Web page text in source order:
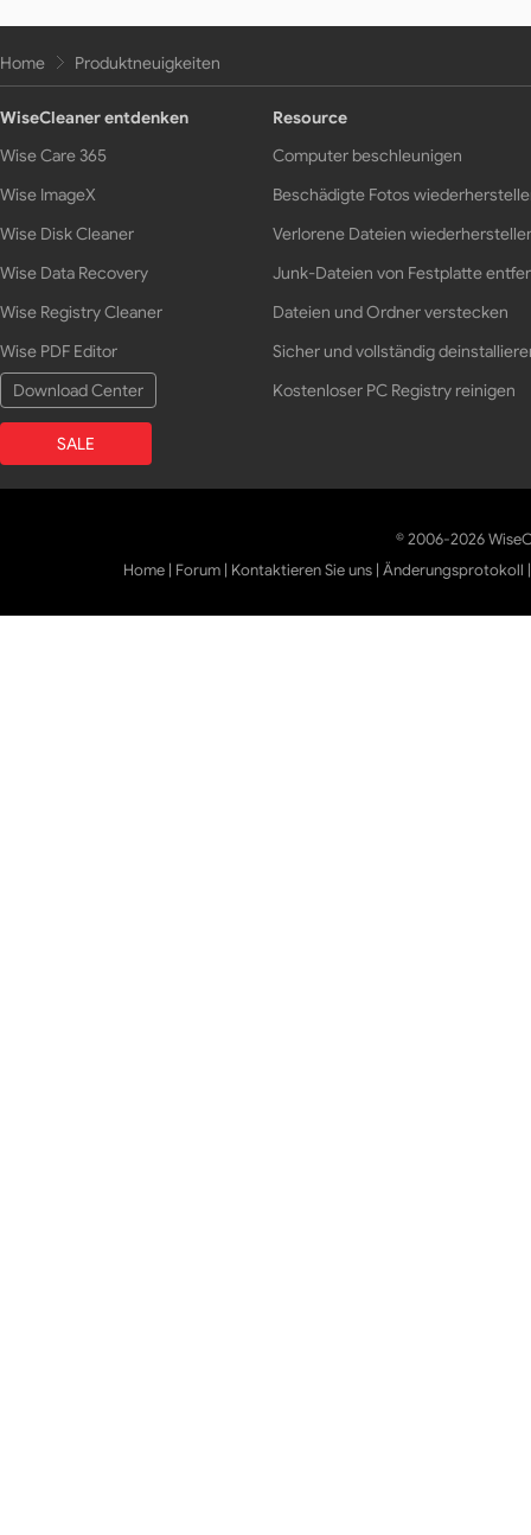
Home Produktneuigkeiten
WiseCleaner entdenken
Wise Care 365
Wise ImageX
Wise Disk Cleaner
Wise Data Recovery
Wise Registry Cleaner
Wise PDF Editor
Download Center
SALE
Resource
Computer beschleunigen
Beschädigte Fotos
Verlorene Dateien
Junk-Dateien von Festplatte
Dateien und Ordner verstecken
Sicher und vollständig
Kostenloser PC Registry reinigen
© 2006-2026
Home | Forum | Kontaktieren Sie uns |Änderungsprotokoll